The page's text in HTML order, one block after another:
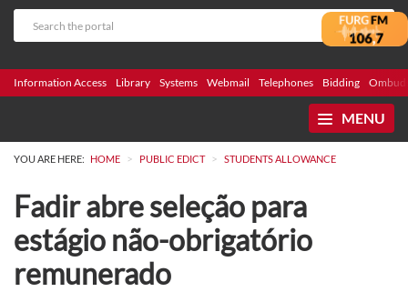
Information Access Library Systems Webmail Telephones Bidding
MENU
YOU ARE HERE: HOME > PUBLIC EDICT > STUDENTS ALLOWANCE
Fadir abre seleção para
estágio não-obrigatório
remunerado